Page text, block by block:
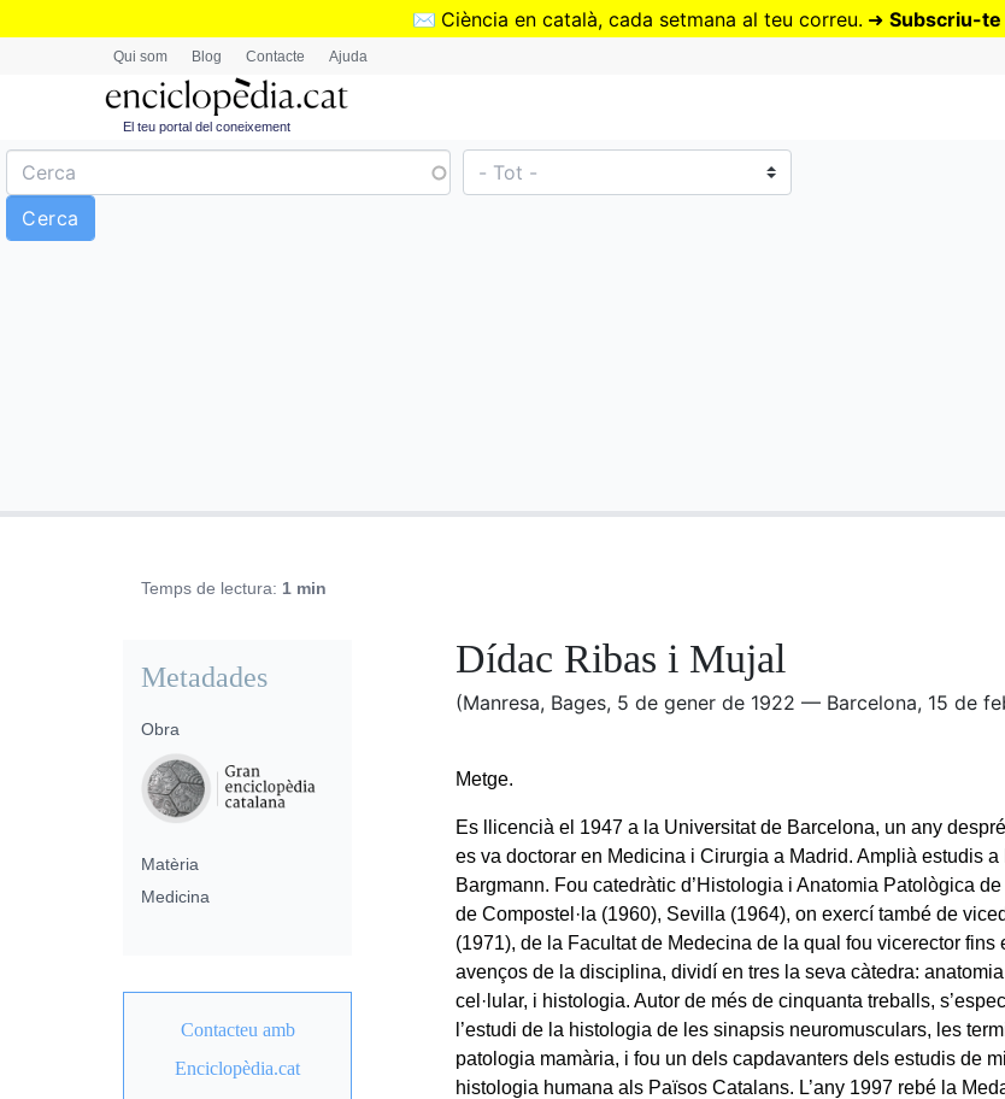
Vés
✉️ Ciència en català, cada setmana al teu correu. ➜ Subscriu-te
Qui som Blog Contacte Ajuda
El teu portal del coneixement
Temps de lectura: 1 min
Dídac Ribas i Mujal
(Manresa, Bages, 5 de gener de 1922 — Barcelona, 15 de
Metge.
Es llicencià el 1947 a la Universitat de Barcelona, un any
es va doctorar en Medicina i Cirurgia a Madrid. Amplià estudis
Bargmann. Fou catedràtic d’Histologia i Anatomia Patològica
de Compostel·la (1960), Sevilla (1964), on exercí també de
(1971), de la Facultat de Medecina de la qual fou vicerector fins
avenços de la disciplina, dividí en tres la seva càtedra:
cel·lular, i histologia. Autor de més de cinquanta treballs,
l’estudi de la histologia de les sinapsis neuromusculars, les
patologia mamària, i fou un dels capdavanters dels estudis de
histologia humana als Països Catalans. L’any 1997 rebé la
Metadades
Obra
Matèria
Medicina
Contacteu amb
Enciclopèdia.cat